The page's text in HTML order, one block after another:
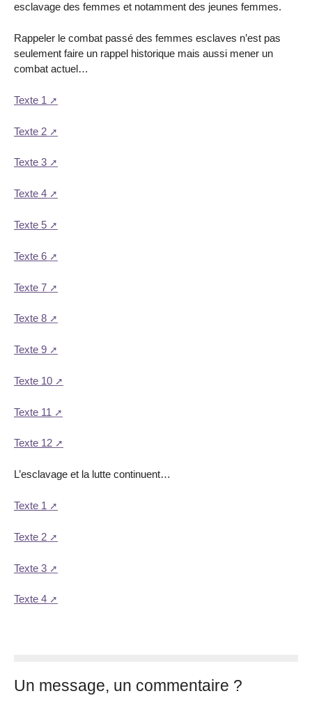
esclavage des femmes et notamment des jeunes femmes.
Rappeler le combat passé des femmes esclaves n’est pas
seulement faire un rappel historique mais aussi mener un
combat actuel…
Texte 1
Texte 2
Texte 3
Texte 4
Texte 5
Texte 6
Texte 7
Texte 8
Texte 9
Texte 10
Texte 11
Texte 12
L’esclavage et la lutte continuent…
Texte 1
Texte 2
Texte 3
Texte 4
Un message, un commentaire ?